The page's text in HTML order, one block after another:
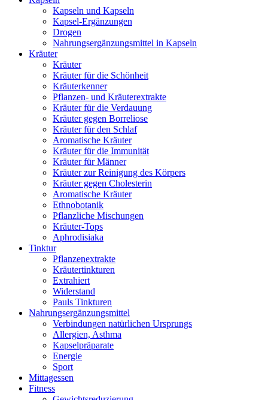
Kapseln und Kapseln
Kapsel-Ergänzungen
Drogen
Nahrungsergänzungsmittel in Kapseln
Kräuter
Kräuter
Kräuter für die Schönheit
Kräuterkenner
Pflanzen- und Kräuterextrakte
Kräuter für die Verdauung
Kräuter gegen Borreliose
Kräuter für den Schlaf
Aromatische Kräuter
Kräuter für die Immunität
Kräuter für Männer
Kräuter zur Reinigung des Körpers
Kräuter gegen Cholesterin
Aromatische Kräuter
Ethnobotanik
Pflanzliche Mischungen
Kräuter-Tops
Aphrodisiaka
Tinktur
Pflanzenextrakte
Kräutertinkturen
Extrahiert
Widerstand
Pauls Tinkturen
Nahrungsergänzungsmittel
Verbindungen natürlichen Ursprungs
Allergien, Asthma
Kapselpräparate
Energie
Sport
Mittagessen
Fitness